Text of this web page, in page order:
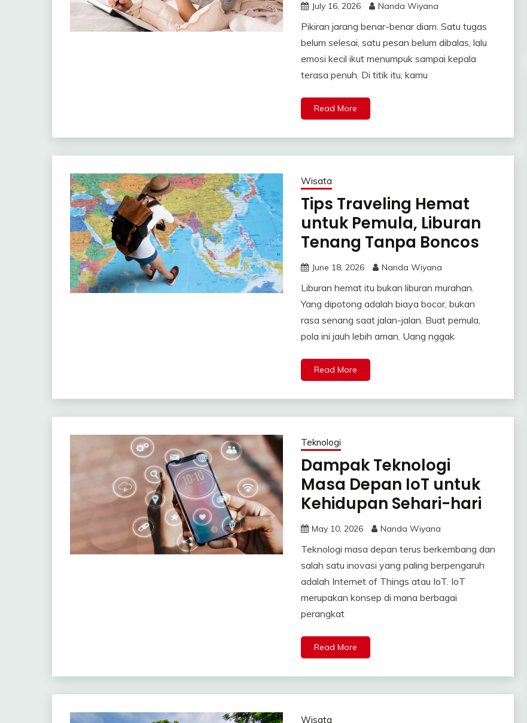
July 16, 2026 Nanda Wiyana
Pikiran jarang benar-benar diam. Satu tugas
belum selesai, satu pesan belum dibalas, lalu
emosi kecil ikut menumpuk sampai kepala
terasa penuh. Di titik itu, kamu
Read More
Wisata
Tips Traveling Hemat
untuk Pemula, Liburan
Tenang Tanpa Boncos
June 18, 2026 Nanda Wiyana
Liburan hemat itu bukan liburan murahan.
Yang dipotong adalah biaya bocor, bukan
rasa senang saat jalan-jalan. Buat pemula,
pola ini jauh lebih aman. Uang nggak
Read More
Teknologi
Dampak Teknologi
Masa Depan IoT untuk
Kehidupan Sehari-hari
May 10, 2026 Nanda Wiyana
Teknologi masa depan terus berkembang dan
salah satu inovasi yang paling berpengaruh
adalah Internet of Things atau IoT. IoT
merupakan konsep di mana berbagai
perangkat
Read More
Wisata